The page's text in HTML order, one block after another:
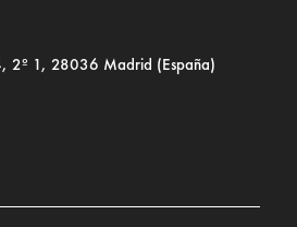
2º 1, 28036 Madrid (España)